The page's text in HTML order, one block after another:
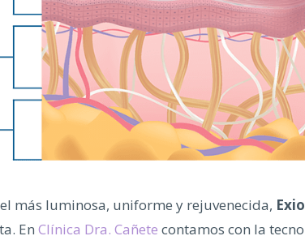
más luminosa, uniforme y rejuvenecida,
En Clínica Dra. Cañete contamos con la